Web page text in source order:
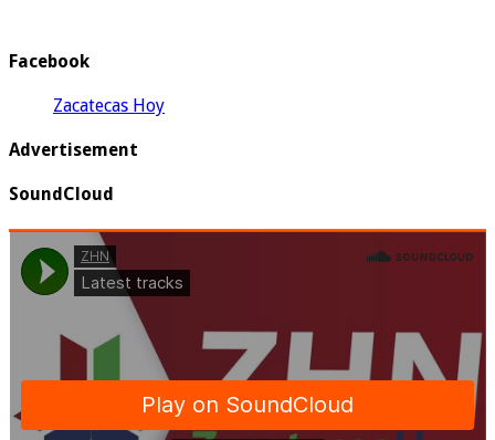
Facebook
Zacatecas Hoy
Advertisement
SoundCloud